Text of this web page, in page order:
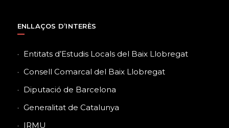
ENLLAÇOS D’INTERÈS
Entitats d’Estudis Locals del Baix Llobregat
Consell Comarcal del Baix Llobregat
Diputació de Barcelona
Generalitat de Catalunya
IRMU